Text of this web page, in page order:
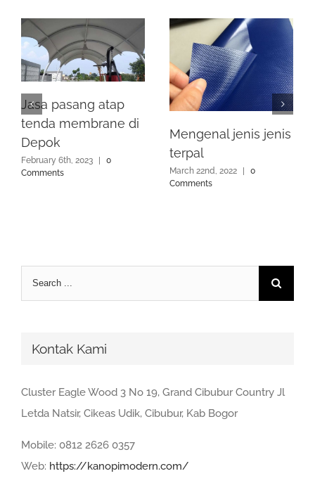
Jasa pasang atap
tenda membrane di
Depok
February 6th, 2023 |
0
Comments
Mengenal jenis jenis
terpal
March 22nd, 2022 |
0
Comments
Kontak Kami
Cluster Eagle Wood 3 No 19, Grand Cibubur Country Jl
Letda Natsir, Cikeas Udik, Cibubur, Kab Bogor
Mobile: 0812 2626 0357
Web: https://kanopimodern.com/